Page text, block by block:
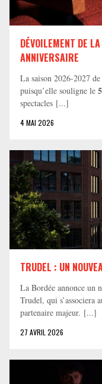
DÉVOILEMENT DE
ANNIVERSAIRE
La saison 2026-2027
puisqu’elle souligne le
spectacles [...]
4 MAI 2026
TRUDEL : UN
La Bordée annonce un
Trudel, qui s’associera
partenaire majeur. [...]
27 AVRIL 2026